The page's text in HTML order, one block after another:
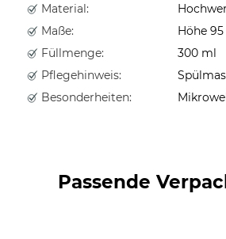
Material:
Maße:
Höhe
Füllmenge:
300 ml
Pflegehinweis:
Besonderheiten:
Passende